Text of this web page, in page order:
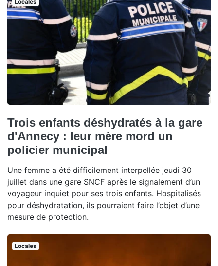
Locales
Trois enfants déshydratés à la gare
d'Annecy : leur mère mord un
policier municipal
Une femme a été difficilement interpellée jeudi 30
juillet dans une gare SNCF après le signalement d’un
voyageur inquiet pour ses trois enfants. Hospitalisés
pour déshydratation, ils pourraient faire l’objet d’une
mesure de protection.
Locales